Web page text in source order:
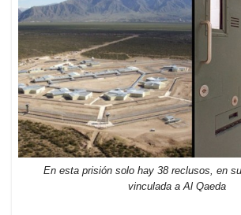
En esta prisión solo hay 38 reclusos, en
vinculada a Al Qaeda